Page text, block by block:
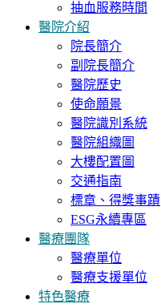
抽血服務時間
醫院介紹
院長簡介
副院長簡介
醫院歷史
使命願景
醫院識別系統
醫院組織圖
大樓配置圖
交通指南
標章、得獎事蹟
ESG永續專區
醫療團隊
醫療單位
醫療支援單位
特色醫療